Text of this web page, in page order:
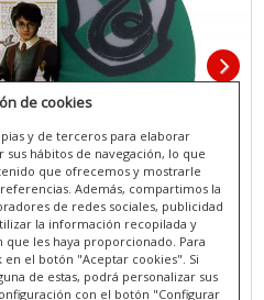
de cookies
y de terceros para elaborar
hábitos de navegación, lo que
que ofrecemos y mostrarle
Además, compartimos la
de redes sociales, publicidad
la información recopilada y
les haya proporcionado. Para
el botón "Aceptar cookies". Si
de estas, podrá personalizar sus
con el botón "Configurar